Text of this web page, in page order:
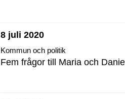
8 juli 2020
Kommun och politik
Fem frågor till Maria och Daniel